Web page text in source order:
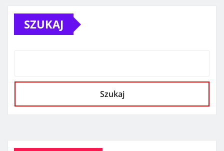
SZUKAJ
Szukaj